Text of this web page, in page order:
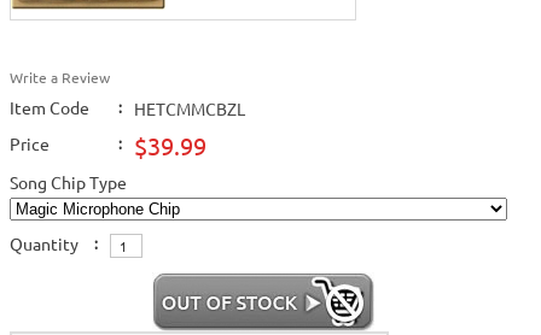
Write a Review
Item Code :
HETCMMCBZL
Price
: $39.99
Song Chip Type
Quantity :